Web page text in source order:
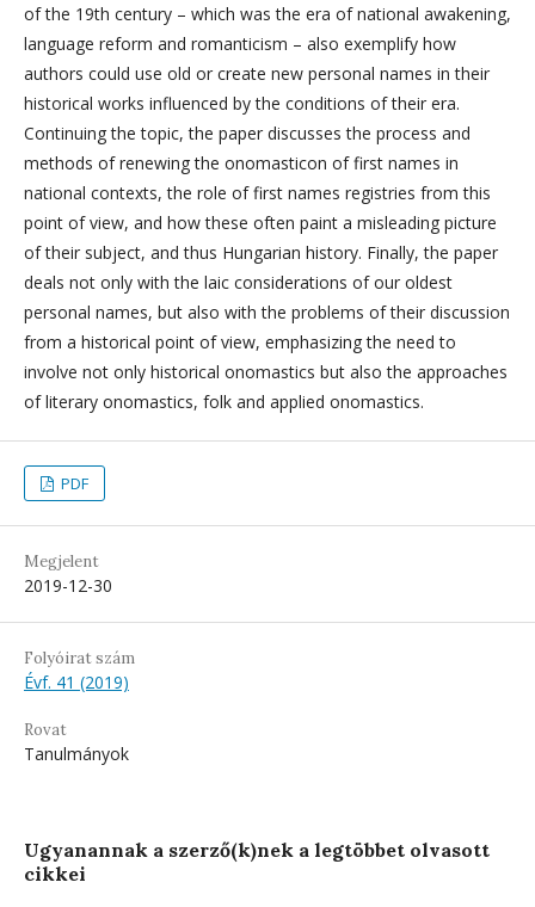
of the 19th century – which was the era of national awakening,
language reform and romanticism – also exemplify how
authors could use old or create new personal names in their
historical works influenced by the conditions of their era.
Continuing the topic, the paper discusses the process and
methods of renewing the onomasticon of first names in
national contexts, the role of first names registries from this
point of view, and how these often paint a misleading picture
of their subject, and thus Hungarian history. Finally, the paper
deals not only with the laic considerations of our oldest
personal names, but also with the problems of their discussion
from a historical point of view, emphasizing the need to
involve not only historical onomastics but also the approaches
of literary onomastics, folk and applied onomastics.
PDF
Megjelent
2019-12-30
Folyóirat szám
Évf. 41 (2019)
Rovat
Tanulmányok
Ugyanannak a szerző(k)nek a legtöbbet olvasott
cikkei